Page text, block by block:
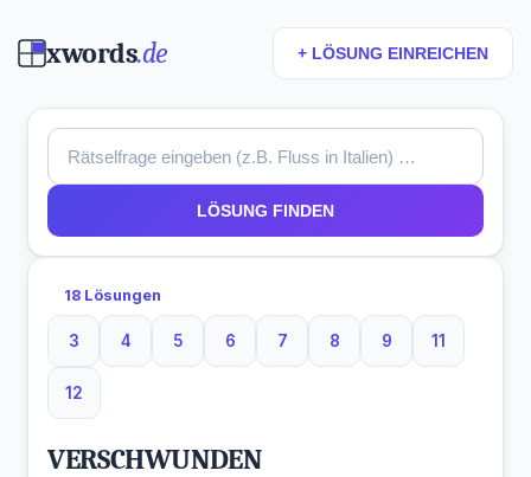
xwords.de + LÖSUNG EINREICHEN
LÖSUNG FINDEN
18 Lösungen
3
3 Buchstaben
4
4 Buchstaben
5
5 Buchstaben
6
6 Buchstaben
7
7 Buchstaben
8
8 Buchstaben
9
9 Buchstaben
11
11
12
12 Buchstaben
VERSCHWUNDEN